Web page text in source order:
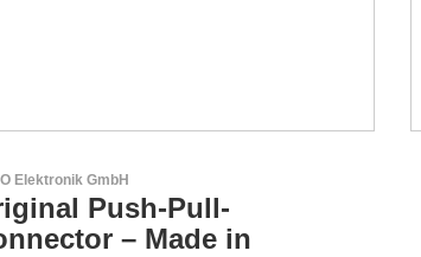
AKTINA CDS GmbH
AKTINA CDS - Supply
Chain Solutions